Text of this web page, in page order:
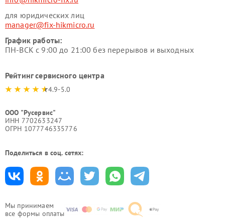
Мы принимаем
все формы оплаты
для юридических лиц
manager@fix-hikmicro.ru
График работы:
ПН-ВСК с 9:00 до 21:00 без перерывов и выходных
Рейтинг сервисного центра
4.9-5.0
ООО "Русервис"
ИНН 7702633247
ОГРН 1077746335776
Поделиться в соц. сетях: